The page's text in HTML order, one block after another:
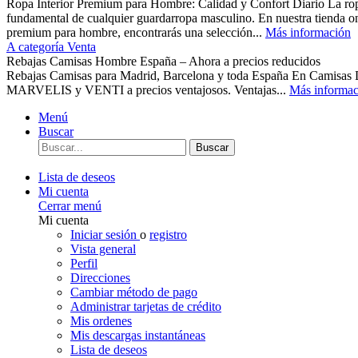
Ropa Interior Premium para Hombre: Calidad y Confort Diario La
fundamental de cualquier guardarropa masculino. En nuestra tienda
premium para hombre, encontrarás una selección... Más información
A categoría Venta
Rebajas Camisas Hombre España – Ahora a precios reducidos
Rebajas Camisas para Madrid, Barcelona y toda España En
MARVELIS y VENTI a precios ventajosos. Ventajas... Más
Menú
Buscar
Buscar
Lista de deseos
Mi cuenta
Cerrar menú
Mi cuenta
Iniciar sesión o registro
Vista general
Perfil
Direcciones
Cambiar método de pago
Administrar tarjetas de crédito
Mis ordenes
Mis descargas instantáneas
Lista de deseos